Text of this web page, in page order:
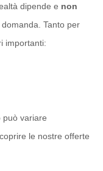
dipende e non
Tanto per
importanti:
può variare
le nostre offerte